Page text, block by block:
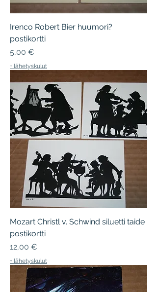
Irenco Robert Bier huumori?
postikortti
Hinta
5,00 €
+ lähetyskulut
Mozart Christl v. Schwind siluetti taide
postikortti
Hinta
12,00 €
+ lähetyskulut